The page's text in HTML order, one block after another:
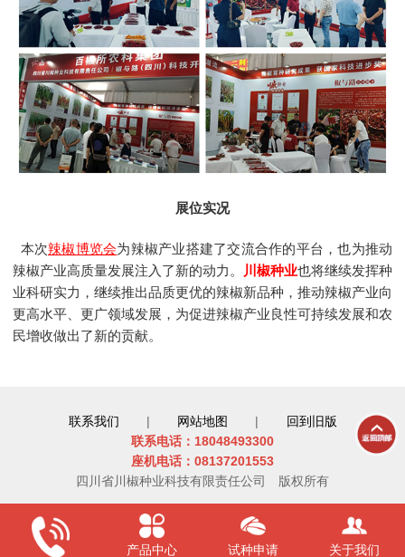
展位实况
本次辣椒博览会为辣椒产业搭建了交流合作的平台，也为推动
辣椒产业高质量发展注入了新的动力。
川椒种业也将继续发挥种
业科研实力，继续推出品质更优的辣椒新品种，推动辣椒产业向
更高水平、更广领域发展，为促进辣椒产业良性可持续发展和农
民增收做出了新的贡献。
联系我们 网站地图
回到旧版
联系电话：18048493300
座机电话：08137201553
四川省川椒种业科技有限责任公司
版权所有
产品中心 试种申请 关于我们